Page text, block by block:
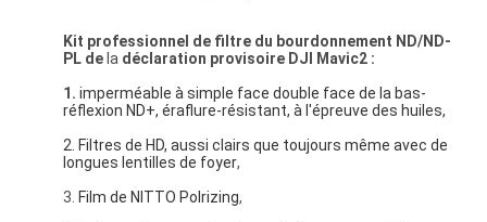
Kit professionnel de filtre du bourdonnement ND/ND-
PL dela déclaration provisoire DJI Mavic2 :
1. imperméable à simple face double face de la bas-
réflexion ND+, éraflure-résistant, à l'épreuve des huiles,
2. Filtres de HD, aussi clairs que toujours même avec de
longues lentilles de foyer,
3. Film de NITTO Polrizing,